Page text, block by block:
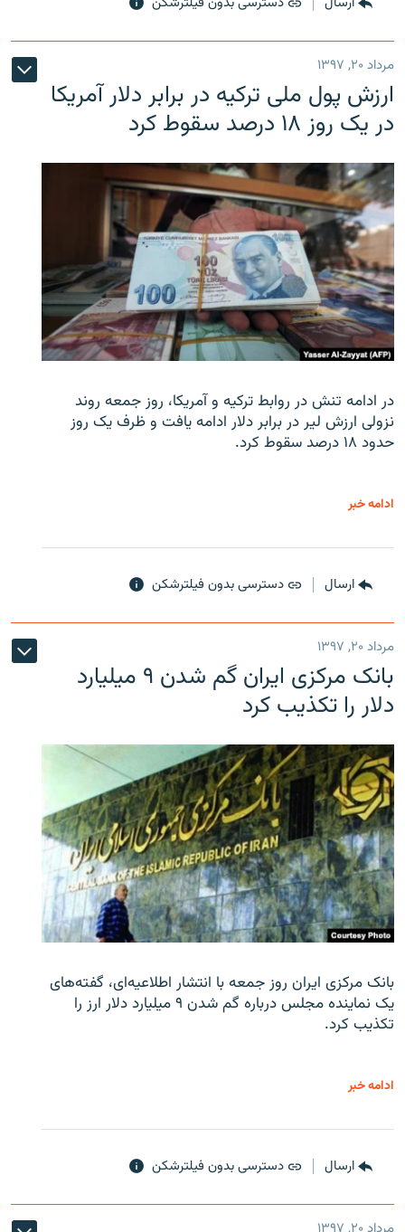
مرداد ۲۰, ۱۳۹۷
ارزش پول ملی ترکیه در برابر دلار آمریکا
در یک روز ۱۸ درصد سقوط کرد
در ادامه تنش در روابط ترکیه و آمریکا، روز جمعه روند
نزولی ارزش لیر در برابر دلار ادامه یافت و ظرف یک روز
حدود ۱۸ درصد سقوط کرد.
ادامه خبر
ارسال دسترسی بدون فیلترشکن
مرداد ۲۰, ۱۳۹۷
بانک مرکزی ایران گم شدن ۹ میلیارد
دلار را تکذیب کرد
بانک مرکزی ایران روز جمعه با انتشار اطلاعیه‌ای، گفته‌های
یک نماینده مجلس درباره گم شدن ۹ میلیارد دلار ارز را
تکذیب کرد.
ادامه خبر
ارسال دسترسی بدون فیلترشکن